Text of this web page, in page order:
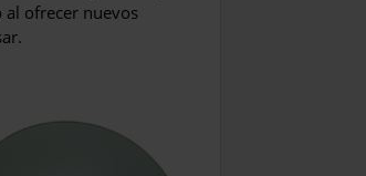
al ofrecer nuevos